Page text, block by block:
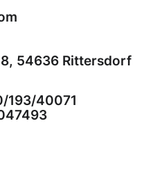
54636 Rittersdorf
193/40071